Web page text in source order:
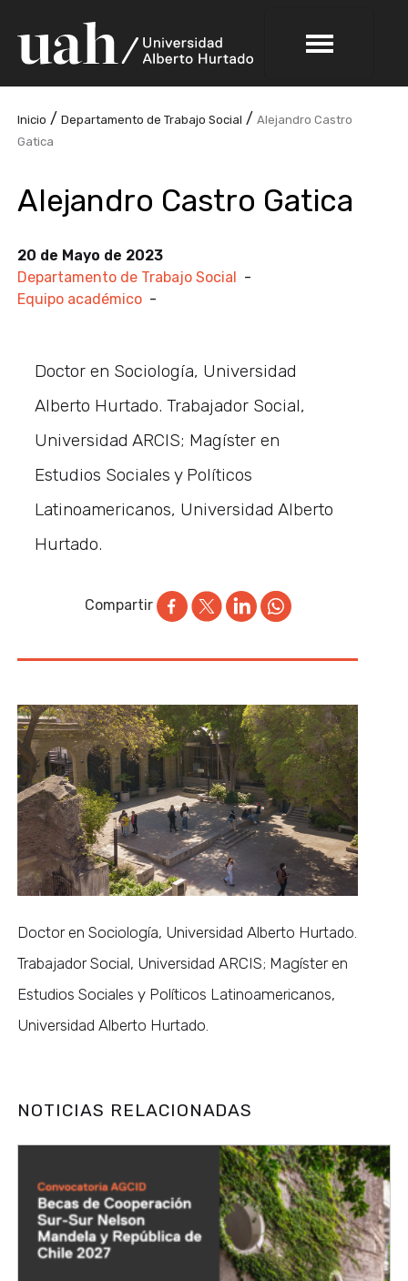
Inicio /Departamento de Trabajo Social /Alejandro Castro
Gatica
Alejandro Castro Gatica
20 de Mayo de 2023
Departamento de Trabajo Social
-
Equipo académico -
Doctor en Sociología, Universidad
Alberto Hurtado. Trabajador Social,
Universidad ARCIS; Magíster en
Estudios Sociales y Políticos
Latinoamericanos, Universidad Alberto
Hurtado.
Compartir
Doctor en Sociología, Universidad Alberto Hurtado.
Trabajador Social, Universidad ARCIS; Magíster en
Estudios Sociales y Políticos Latinoamericanos,
Universidad Alberto Hurtado.
NOTICIAS RELACIONADAS